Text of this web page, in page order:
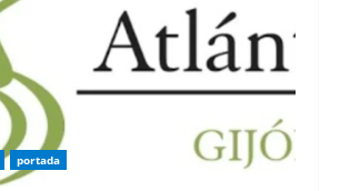
portada